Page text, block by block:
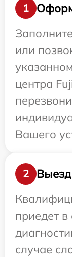
1
или
центра
Вашего
2
приедет
случае